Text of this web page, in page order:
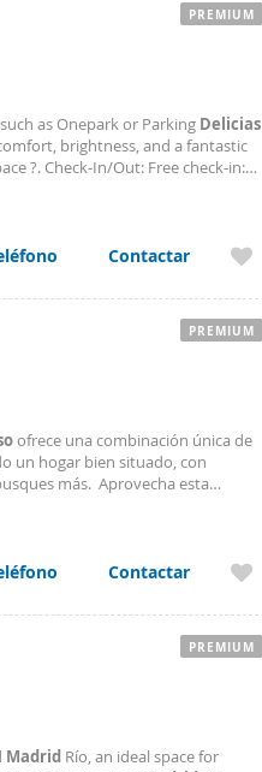
as Onepark or Parking Delicias
brightness, and a fantastic
?. Check-In/Out: Free check-in:
Contactar
PREMIUM
ofrece una combinación única de
un hogar bien situado, con
más. Aprovecha esta
visitas
Contactar
PREMIUM
Madrid Río, an ideal space for
PREMIUM